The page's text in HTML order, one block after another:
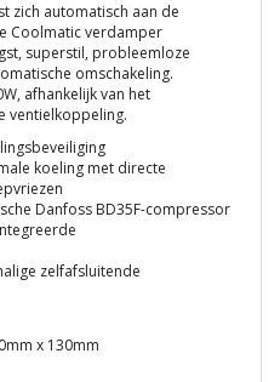
zich automatisch aan de
Coolmatic verdamper
superstil, probleemloze
omschakeling.
afhankelijk van het
ventielkoppeling.
koeling met directe
Danfoss BD35F-compressor
zelfafsluitende
x 130mm